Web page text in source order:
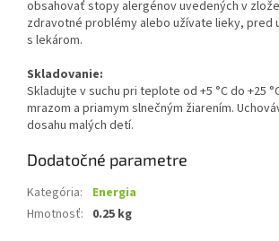
obsahovať stopy alergénov uvedených v
zdravotné problémy alebo užívate lieky, pred
s lekárom.
Skladovanie:
Skladujte v suchu pri teplote od +5 °C do +25
mrazom a priamym slnečným žiarením.
dosahu malých detí.
Dodatočné parametre
Kategória:
Energia
Hmotnosť: 0.25 kg